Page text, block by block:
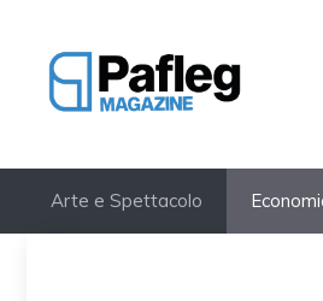
contenuto
Arte e Spettacolo